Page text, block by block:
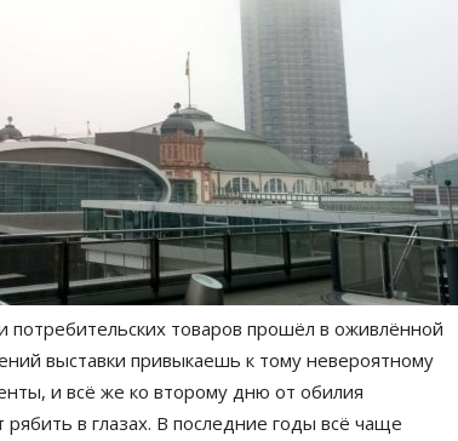
товаров прошёл в оживлённой
выставки привыкаешь к тому невероятному
и всё же ко второму дню от обилия
в глазах. В последние годы всё чаще